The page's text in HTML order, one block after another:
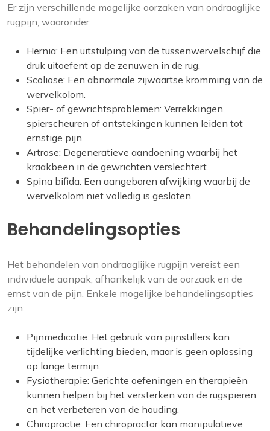
Er zijn verschillende mogelijke oorzaken van ondraaglijke
rugpijn, waaronder:
Hernia: Een uitstulping van de tussenwervelschijf die
druk uitoefent op de zenuwen in de rug.
Scoliose: Een abnormale zijwaartse kromming van de
wervelkolom.
Spier- of gewrichtsproblemen: Verrekkingen,
spierscheuren of ontstekingen kunnen leiden tot
ernstige pijn.
Artrose: Degeneratieve aandoening waarbij het
kraakbeen in de gewrichten verslechtert.
Spina bifida: Een aangeboren afwijking waarbij de
wervelkolom niet volledig is gesloten.
Behandelingsopties
Het behandelen van ondraaglijke rugpijn vereist een
individuele aanpak, afhankelijk van de oorzaak en de
ernst van de pijn. Enkele mogelijke behandelingsopties
zijn:
Pijnmedicatie: Het gebruik van pijnstillers kan
tijdelijke verlichting bieden, maar is geen oplossing
op lange termijn.
Fysiotherapie: Gerichte oefeningen en therapieën
kunnen helpen bij het versterken van de rugspieren
en het verbeteren van de houding.
Chiropractie: Een chiropractor kan manipulatieve